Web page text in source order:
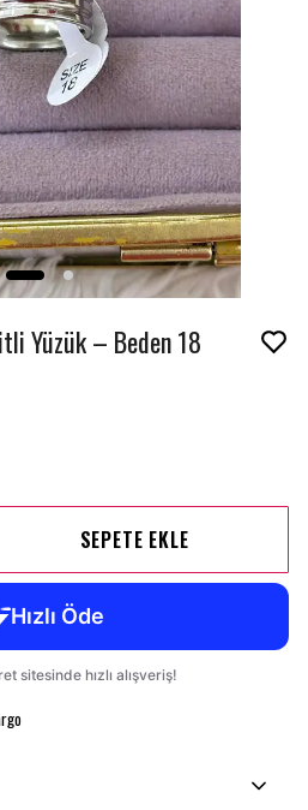
Yüzük – Beden 18
SEPETE EKLE